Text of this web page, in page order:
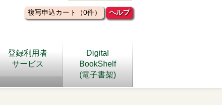
複写申込カート（0件） ヘルプ
登録利用者
サービス
Digital
BookShelf
(電子書架)